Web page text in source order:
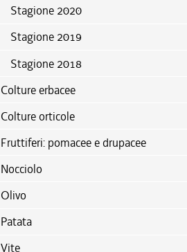
Stagione 2020
Stagione 2019
Stagione 2018
Colture erbacee
Colture orticole
Fruttiferi: pomacee e drupacee
Nocciolo
Olivo
Patata
Vite